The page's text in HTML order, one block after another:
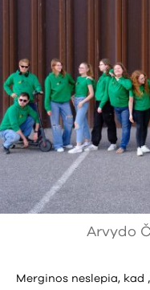
Arvydo
Merginos neslepia, kad